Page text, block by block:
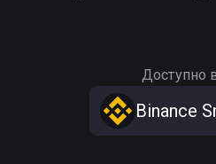
Доступно
Binance